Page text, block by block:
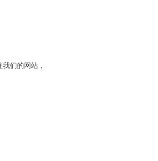
们的网站，